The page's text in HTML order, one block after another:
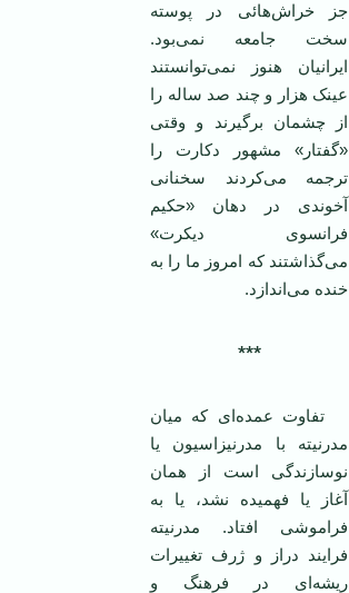
جز خراش‌هائی در پوسته
سخت جامعه نمی‌بود.
ايرانيان هنوز نمی‌توانستند
عينک هزار و چند صد ساله را
از چشمان برگيرند و وقتی
«گفتار» مشهور دکارت را
ترجمه می‌کردند سخنانی
آخوندی در دهان «حکيم
فرانسوی ديکرت»
می‌گذاشتند که امروز ما را به
خنده می‌اندازد.
***
تفاوت عمده‌ای که ميان
مدرنيته با مدرنيزاسيون يا
نوسازندگی است از همان
آغاز يا فهميده نشد، يا به
فراموشی افتاد. مدرنيته
فرايند دراز و ژرف تغييرات
ريشه‌ای در فرهنگ و